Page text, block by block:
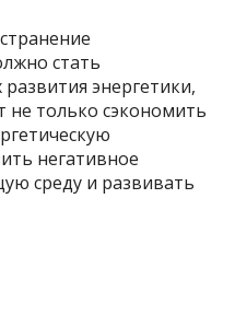
стать
энергетики,
не только сэкономить
негативное
среду и развивать